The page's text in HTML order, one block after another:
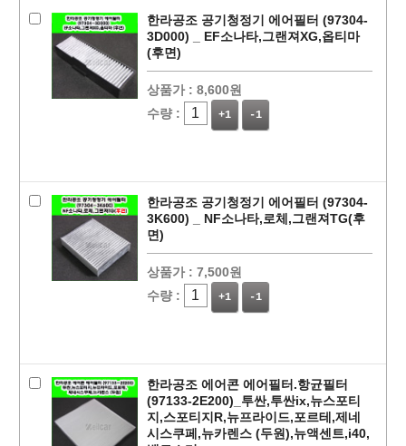
한라공조 공기청정기 에어필터 (97304-
3D000) _ EF소나타,그랜져XG,옵티마
(후면)
상품가 : 8,600원
수량 :
+1 -1
한라공조 공기청정기 에어필터 (97304-
3K600) _ NF소나타,로체,그랜져TG(후
면)
상품가 : 7,500원
수량 :
+1 -1
한라공조 에어콘 에어필터.항균필터
(97133-2E200)_투싼,투싼ix,뉴스포티
지,스포티지R,뉴프라이드,포르테,제네
시스쿠페,뉴카렌스 (두원),뉴액센트,i40,